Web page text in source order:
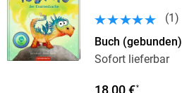
(1 )
Buch (gebunden)
Sofort lieferbar
*